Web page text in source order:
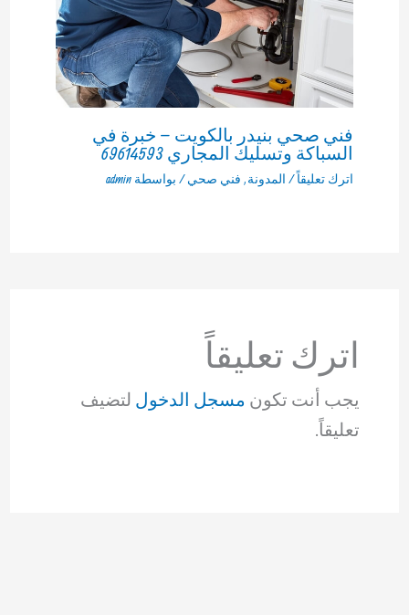
فني صحي بنيدر بالكويت – خبرة في
السباكة وتسليك المجاري 69614593
اترك تعليقاً / المدونة, فني صحي/ بواسطة admin
اترك تعليقاً
يجب أنت تكون مسجل الدخول لتضيف
تعليقاً.